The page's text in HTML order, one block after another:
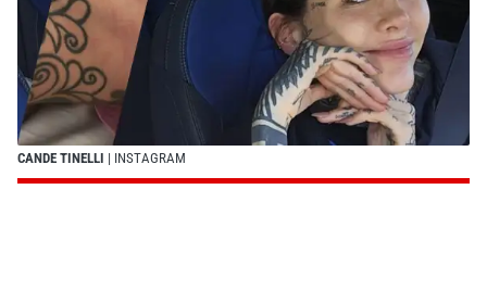
CANDE TINELLI | INSTAGRAM